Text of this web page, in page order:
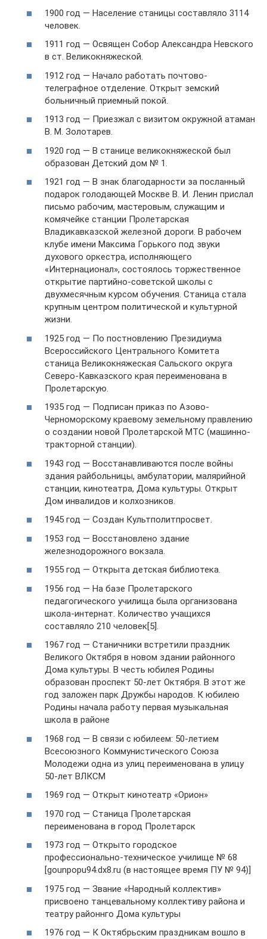
1900 год — Население станицы составляло 3114
человек.
1911 год — Освящен Собор Александра Невского
в ст. Великокняжеской.
1912 год — Начало работать почтово-
телеграфное отделение. Открыт земский
больничный приемный покой.
1913 год — Приезжал с визитом окружной атаман
В. М. Золотарев.
1920 год — В станице великокняжеской был
образован Детский дом № 1.
1921 год — В знак благодарности за посланный
подарок голодающей Москве В. И. Ленин прислал
письмо рабочим, мастеровым, служащим и
комячейке станции Пролетарская
Владикавказской железной дороги. В рабочем
клубе имени Максима Горького под звуки
духового оркестра, исполняющего
«Интернационал», состоялось торжественное
открытие партийно-советской школы с
двухмесячным курсом обучения. Станица стала
крупным центром политической и культурной
жизни.
1925 год — По постновлению Президиума
Всероссийского Центрального Комитета
станица Великокняжеская Сальского округа
Северо-Кавказского края переименована в
Пролетарскую.
1935 год — Подписан приказ по Азово-
Черноморскому краевому земельному правлению
о создании новой Пролетарской МТС (машинно-
тракторной станции).
1943 год — Восстанавливаются после войны
здания райбольницы, амбулатории, малярийной
станции, кинотеатра, Дома культуры. Открыт
Дом инвалидов и колхозников.
1945 год — Создан Культполитпросвет.
1953 год — Восстановлено здание
железнодорожного вокзала.
1955 год — Открыта детская библиотека.
1956 год — На базе Пролетарского
педагогического училища была организована
школа-интернат. Количество учащихся
составляло 210 человек[5].
1967 год — Станичники встретили праздник
Великого Октября в новом здании районного
Дома культуры. В честь юбилея Родины
образован проспект 50-лет Октября. В этот же
год заложен парк Дружбы народов. К юбилею
Родины начала работу первая музыкальная
школа в районе
1968 год — В связи с юбилеем: 50-летием
Всесоюзного Коммунистического Союза
Молодежи одна из улиц переименована в улицу
50-лет ВЛКСМ
1969 год — Открыт кинотеатр «Орион»
1970 год — Станица Пролетарская
переименована в город Пролетарск
1973 год — Открыто городское
профессионально-техническое училище № 68
[gounpopu94.dx8.ru (в настоящее время ПУ № 94)]
1975 год — Звание «Народный коллектив»
присвоено танцевальному коллективу района и
театру районнго Дома культуры
1976 год — К Октябрьским праздникам вошло в